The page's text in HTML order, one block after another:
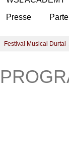
Presse
Festival Musical Durtal